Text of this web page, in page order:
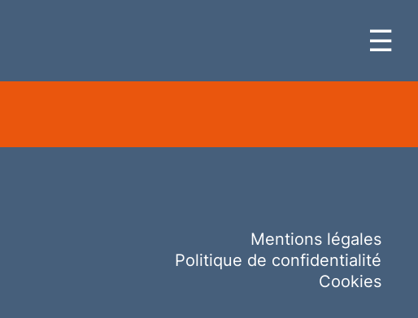
☰
Mentions légales
Politique de confidentialité
Cookies